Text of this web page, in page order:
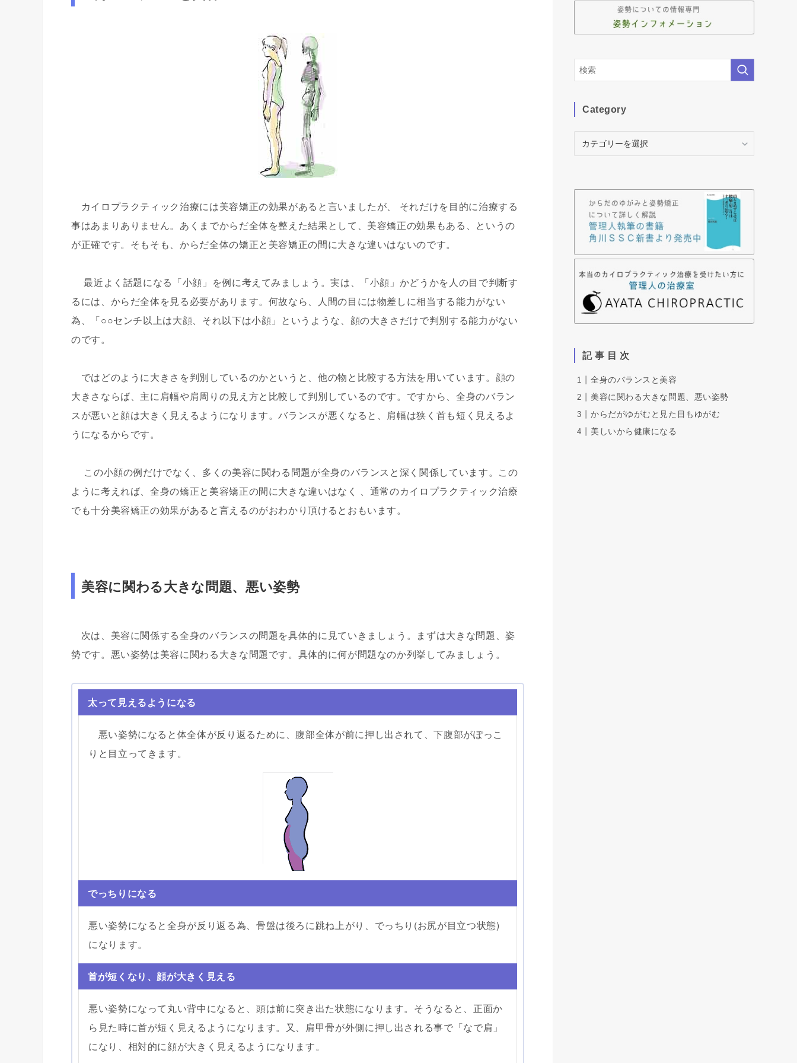
カイロプラクティック治療には美容矯正の効果があると言いましたが、 それだけを目的に治療する
事はあまりありません。あくまでからだ全体を整えた結果として、美容矯正の効果もある、というの
が正確です。そもそも、からだ全体の矯正と美容矯正の間に大きな違いはないのです。
最近よく話題になる「小顔」を例に考えてみましょう。実は、「小顔」かどうかを人の目で判断す
るには、からだ全体を見る必要があります。何故なら、人間の目には物差しに相当する能力がない
為、「○○センチ以上は大顔、それ以下は小顔」というような、顔の大きさだけで判別する能力がない
のです。
ではどのように大きさを判別しているのかというと、他の物と比較する方法を用いています。顔の
大きさならば、主に肩幅や肩周りの見え方と比較して判別しているのです。ですから、全身のバラン
スが悪いと顔は大きく見えるようになります。バランスが悪くなると、肩幅は狭く首も短く見えるよ
うになるからです。
この小顔の例だけでなく、多くの美容に関わる問題が全身のバランスと深く関係しています。この
ように考えれば、全身の矯正と美容矯正の間に大きな違いはなく 、通常のカイロプラクティック治療
でも十分美容矯正の効果があると言えるのがおわかり頂けるとおもいます。
美容に関わる大きな問題、悪い姿勢
次は、美容に関係する全身のバランスの問題を具体的に見ていきましょう。まずは大きな問題、姿
勢です。悪い姿勢は美容に関わる大きな問題です。具体的に何が問題なのか列挙してみましょう。
太って見えるようになる
悪い姿勢になると体全体が反り返るために、腹部全体が前に押し出されて、下腹部がぽっこ
りと目立ってきます。
でっちりになる
悪い姿勢になると全身が反り返る為、骨盤は後ろに跳ね上がり、でっちり(お尻が目立つ状態)
になります。
首が短くなり、顔が大きく見える
悪い姿勢になって丸い背中になると、頭は前に突き出た状態になります。そうなると、正面か
ら見た時に首が短く見えるようになります。又、肩甲骨が外側に押し出される事で「なで肩」
になり、相対的に顔が大きく見えるようになります。
Category
記 事 目 次
全身のバランスと美容
美容に関わる大きな問題、悪い姿勢
からだがゆがむと見た目もゆがむ
美しいから健康になる